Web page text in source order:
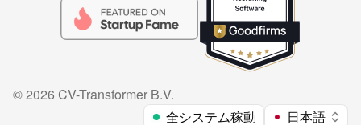
©2026 CV-Transformer B.V.
全システム稼動
日本語